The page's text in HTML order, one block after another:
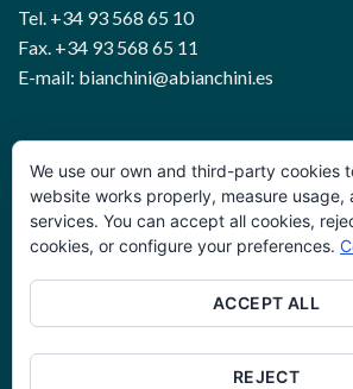
Tel. +34 93 568 65 10
Fax. +34 93 568 65 11
E-mail: bianchini@abianchini.es
WIRE AND GEOTECHNICAL
Política de privacidad
Términos y condiciones
Política de cookies
We use our own and third-party cookies
website works properly, measure usage,
services. You can accept all cookies,
cookies, or configure your preferences.
ACCEPT ALL
REJECT